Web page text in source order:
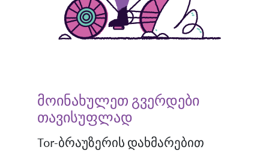
მოინახულეთ გვერდები
თავისუფლად
Tor-ბრაუზერის დახმარებით